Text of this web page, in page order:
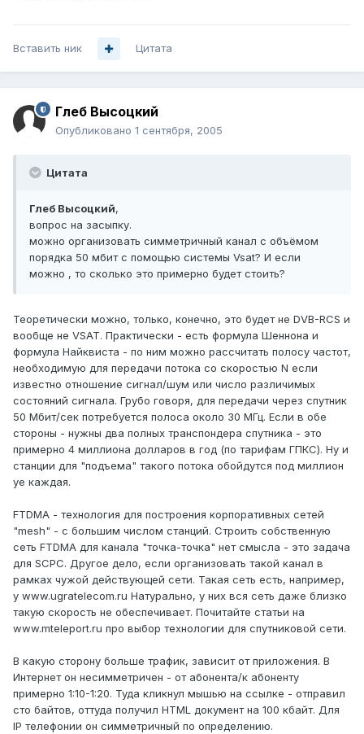
Вставить ник Цитата
Глеб Высоцкий
Опубликовано 1 сентября, 2005
Цитата
Глеб Высоцкий,
вопрос на засыпку.
можно организовать симметричный канал с объёмом
порядка 50 мбит с помощью системы Vsat? И если
можно , то сколько это примерно будет стоить?
Теоретически можно, только, конечно, это будет не DVB-RCS и
вообще не VSAT. Практически - есть формула Шеннона и
формула Найквиста - по ним можно рассчитать полосу частот,
необходимую для передачи потока со скоростью N если
известно отношение сигнал/шум или число различимых
состояний сигнала. Грубо говоря, для передачи через спутник
50 Мбит/сек потребуется полоса около 30 МГц. Если в обе
стороны - нужны два полных транспондера спутника - это
примерно 4 миллиона долларов в год (по тарифам ГПКС). Ну и
станции для "подъема" такого потока обойдутся под миллион
уе каждая.
FTDMA - технология для построения корпоративных сетей
"mesh" - с большим числом станций. Строить собственную
сеть FTDMA для канала "точка-точка" нет смысла - это задача
для SCPC. Другое дело, если организовать такой канал в
рамках чужой действующей сети. Такая сеть есть, например,
у www.ugratelecom.ru Натурально, у них вся сеть даже близко
такую скорость не обеспечивает. Почитайте статьи на
www.mteleport.ru про выбор технологии для спутниковой сети.
В какую сторону больше трафик, зависит от приложения. В
Интернет он несимметричен - от абонента/к абоненту
примерно 1:10-1:20. Туда кликнул мышью на ссылке - отправил
сто байтов, оттуда получил HTML документ на 100 кбайт. Для
IP телефонии он симметричный по определению.